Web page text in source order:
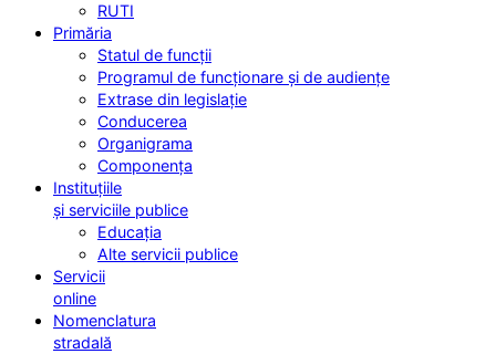
RUTI
Primăria
Statul de funcții
Programul de funcționare și de audiențe
Extrase din legislație
Conducerea
Organigrama
Componența
Instituțiile
și serviciile publice
Educația
Alte servicii publice
Servicii
online
Nomenclatura
stradală